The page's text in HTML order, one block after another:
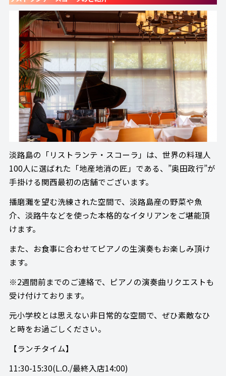
淡路島の「リストランテ・スコーラ」は、世界の料理人
100人に選ばれた「地産地消の匠」である、”奥田政行”が
手掛ける関西最初の店舗でございます。
播磨灘を望む洗練された空間で、淡路島産の野菜や魚
介、淡路牛などを使った本格的なイタリアンをご堪能頂
けます。
また、お食事に合わせてピアノの生演奏もお楽しみ頂け
ます。
※2週間前までのご連絡で、ピアノの演奏曲リクエストも
受け付けております。
元小学校とは思えない非日常的な空間で、ぜひ素敵なひ
と時をお過ごしください。
【ランチタイム】
11:30-15:30(L.O./最終入店14:00)